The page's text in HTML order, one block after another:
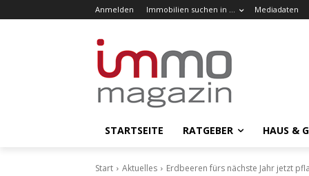
Anmelden Immobilien suchen in … Mediadaten
STARTSEITE RATGEBER HAUS &
Start Aktuelles Erdbeeren fürs nächste Jahr jetzt